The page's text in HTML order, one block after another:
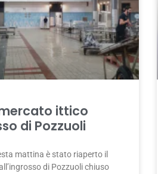
ittico
di Pozzuoli
mattina è stato riaperto il
di Pozzuoli chiuso